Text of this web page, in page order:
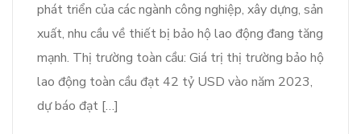
phát triển của các ngành công nghiệp, xây dựng, sản
xuất, nhu cầu về thiết bị bảo hộ lao động đang tăng
mạnh. Thị trường toàn cầu: Giá trị thị trường bảo hộ
lao động toàn cầu đạt 42 tỷ USD vào năm 2023,
dự báo đạt […]